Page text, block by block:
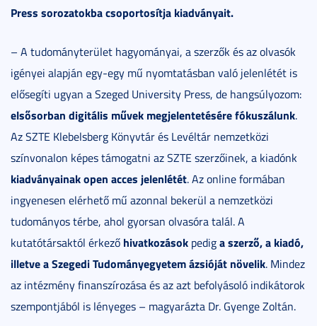
Press sorozatokba csoportosítja kiadványait.
– A tudományterület hagyományai, a szerzők és az olvasók
igényei alapján egy-egy mű nyomtatásban való jelenlétét is
elősegíti ugyan a Szeged University Press, de hangsúlyozom:
elsősorban digitális művek megjelentetésére fókuszálunk.
Az SZTE Klebelsberg Könyvtár és Levéltár nemzetközi
színvonalon képes támogatni az SZTE szerzőinek, a kiadónk
kiadványainak open acces jelenlétét. Az online formában
ingyenesen elérhető mű azonnal bekerül a nemzetközi
tudományos térbe, ahol gyorsan olvasóra talál. A
kutatótársaktól érkező hivatkozások pediga szerző, a kiadó,
illetve a Szegedi Tudományegyetem ázsióját növelik. Mindez
az intézmény finanszírozása és az azt befolyásoló indikátorok
szempontjából is lényeges – magyarázta Dr. Gyenge Zoltán.